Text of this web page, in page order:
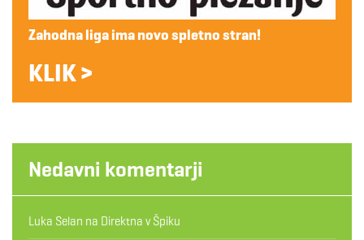
Zahodna liga ima novo spletno stran!
KLIK >
Nedavni komentarji
Luka Selan na Direktna v Špiku